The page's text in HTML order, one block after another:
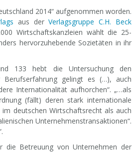
2014“ aufgenommen worden.
aus derVerlagsgruppe C.H. Beck
Wirtschaftskanzleien wählt die 25-
hervorzuhebende Sozietäten in ihr
133 hebt die Untersuchung den
Berufserfahrung gelingt es (…), auch
Internationalität aufhorchen“. „…als
(fällt) deren stark internationale
deutschen Wirtschaftsrecht als auch
Unternehmenstransaktionen“.
die Betreuung von Unternehmen der